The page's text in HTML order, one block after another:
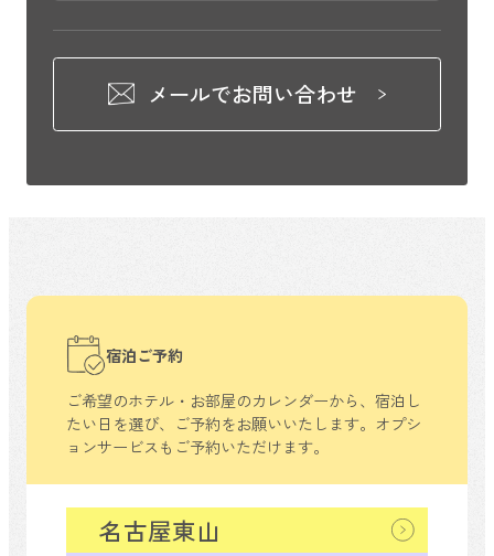
メールでお問い合わせ
宿泊ご予約
ご希望のホテル・お部屋のカレンダーから、 宿泊し
たい日を選び、ご予約をお願いいたします。 オプシ
ョンサービスもご予約いただけます。
名古屋東山